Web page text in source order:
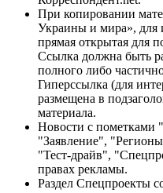
При копировании
Украины и мира», для
прямая открытая для
Ссылка должна быть
полного либо
Гиперссылка (для
размещена в
материала.
Новости с пометками
"Заявление",
"Тест-драйв",
правах рекламы.
Раздел Спецпроекты